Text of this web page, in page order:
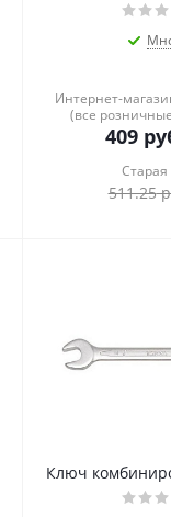
Интернет-
(все
409
511.25
Ключ